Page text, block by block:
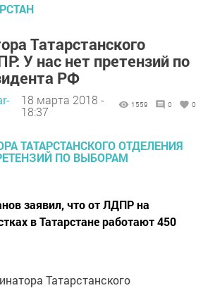
Татарстанского
У нас нет претензий по
РФ
18 марта 2018 -
18:37
1559 0 0
заявил, что от ЛДПР на
в Татарстане работают 450
Татарстанского